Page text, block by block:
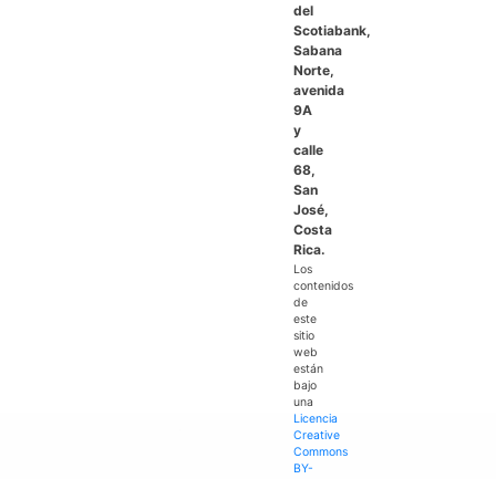
del
Scotiabank,
Sabana
Norte,
avenida
9A
y
calle
68,
San
José,
Costa
Rica.
Los
contenidos
de
este
sitio
web
están
bajo
una
Licencia
Creative
Commons
BY-